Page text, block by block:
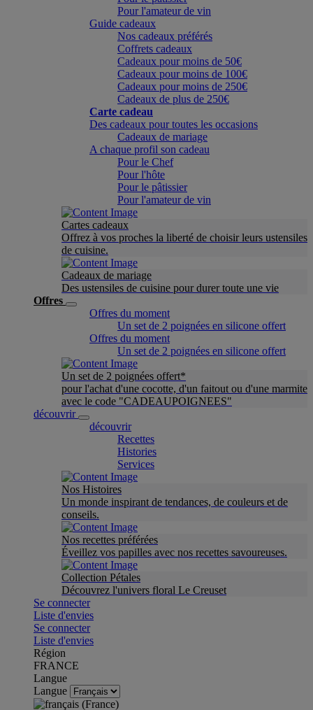
Pour l'amateur de vin
Guide cadeaux
Nos cadeaux préférés
Coffrets cadeaux
Cadeaux pour moins de 50€
Cadeaux pour moins de 100€
Cadeaux pour moins de 250€
Cadeaux de plus de 250€
Carte cadeau
Des cadeaux pour toutes les occasions
Cadeaux de mariage
A chaque profil son cadeau
Pour le Chef
Pour l'hôte
Pour le pâtissier
Pour l'amateur de vin
Cartes cadeaux
Offrez à vos proches la liberté de choisir leurs ustensiles
de cuisine.
Cadeaux de mariage
Des ustensiles de cuisine pour durer toute une vie
Offres
Offres du moment
Un set de 2 poignées en silicone offert
Offres du moment
Un set de 2 poignées en silicone offert
Un set de 2 poignées offert*
pour l'achat d'une cocotte, d'un faitout ou d'une marmite
avec le code "CADEAUPOIGNEES"
découvrir
découvrir
Recettes
Histories
Services
Nos Histoires
Un monde inspirant de tendances, de couleurs et de
conseils.
Nos recettes préférées
Éveillez vos papilles avec nos recettes savoureuses.
Collection Pétales
Découvrez l'univers floral Le Creuset
Se connecter
Liste d'envies
Se connecter
Liste d'envies
Région
FRANCE
Langue
Langue